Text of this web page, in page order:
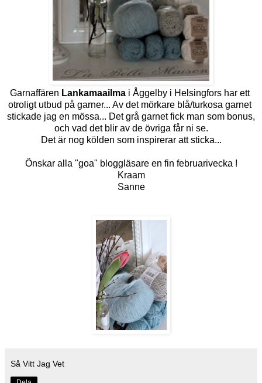
Garnaffären Lankamaailma i Åggelby i Helsingfors har ett
otroligt utbud på garner... Av det mörkare blå/turkosa garnet
stickade jag en mössa... Det grå garnet fick man som bonus,
och vad det blir av de övriga får ni se.
Det är nog kölden som inspirerar att sticka...
Önskar alla "goa" bloggläsare en fin februarivecka !
Kraam
Sanne
Så Vitt Jag Vet